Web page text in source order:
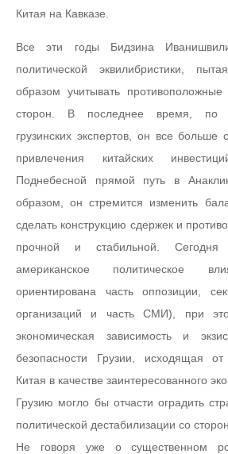
Китая на Кавказе.
Все эти годы Бидзина
политической эквилибристики,
образом учитывать
сторон. В последнее время, по
грузинских экспертов, он все больше
привлечения китайских
Поднебесной прямой путь в
образом, он стремится изменить
сделать конструкцию сдержек и
прочной и стабильной.
американское политическое
ориентирована часть оппозиции,
организаций и часть СМИ), при
экономическая зависимость и
безопасности Грузии, исходящая
Китая в качестве заинтересованного
Грузию могло бы отчасти оградить
политической дестабилизации со
Не говоря уже о существенном